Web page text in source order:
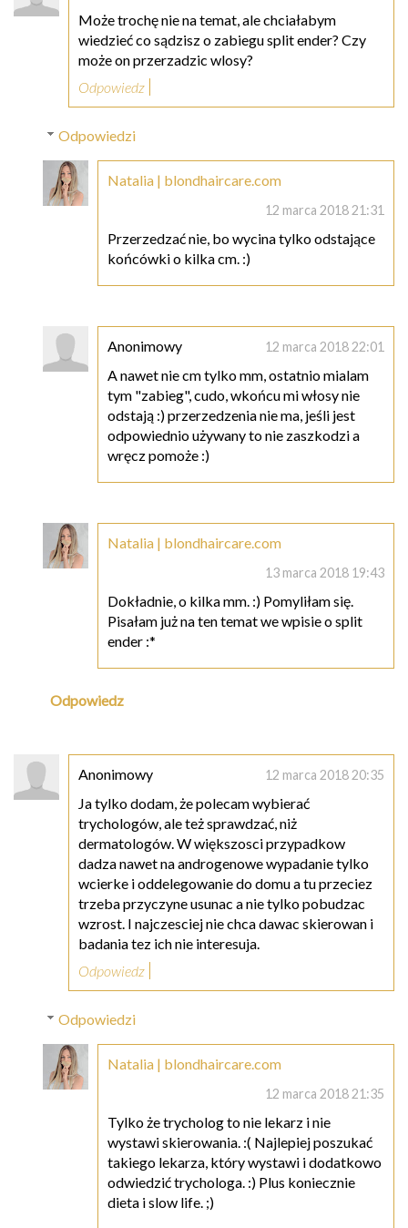
Może trochę nie na temat, ale chciałabym
wiedzieć co sądzisz o zabiegu split ender? Czy
może on przerzadzic wlosy?
Odpowiedz
Odpowiedzi
Natalia | blondhaircare.com
12 marca 2018 21:31
Przerzedzać nie, bo wycina tylko odstające
końcówki o kilka cm. :)
Anonimowy 12 marca 2018 22:01
A nawet nie cm tylko mm, ostatnio mialam
tym "zabieg", cudo, wkońcu mi włosy nie
odstają :) przerzedzenia nie ma, jeśli jest
odpowiednio używany to nie zaszkodzi a
wręcz pomoże :)
Natalia | blondhaircare.com
13 marca 2018 19:43
Dokładnie, o kilka mm. :) Pomyliłam się.
Pisałam już na ten temat we wpisie o split
ender :*
Odpowiedz
Anonimowy 12 marca 2018 20:35
Ja tylko dodam, że polecam wybierać
trychologów, ale też sprawdzać, niż
dermatologów. W większosci przypadkow
dadza nawet na androgenowe wypadanie tylko
wcierke i oddelegowanie do domu a tu przeciez
trzeba przyczyne usunac a nie tylko pobudzac
wzrost. I najczesciej nie chca dawac skierowan i
badania tez ich nie interesuja.
Odpowiedz
Odpowiedzi
Natalia | blondhaircare.com
12 marca 2018 21:35
Tylko że trycholog to nie lekarz i nie
wystawi skierowania. :( Najlepiej poszukać
takiego lekarza, który wystawi i dodatkowo
odwiedzić trychologa. :) Plus koniecznie
dieta i slow life. ;)